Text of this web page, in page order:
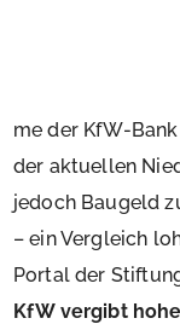
me der KfW-
der aktuellen
jedoch Baugeld
– ein Vergleich
Portal der
KfW vergibt